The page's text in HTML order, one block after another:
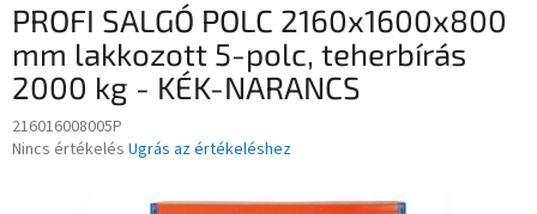
PROFI SALGÓ POLC 2160x1600x800
mm lakkozott 5-polc, teherbírás
2000 kg - KÉK-NARANCS
216016008005P
A
Nincs értékelés Ugrás az értékeléshez